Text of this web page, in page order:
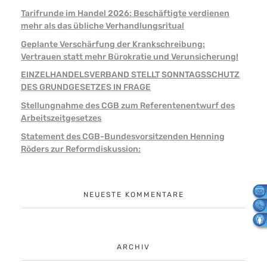
Tarifrunde im Handel 2026: Beschäftigte verdienen
mehr als das übliche Verhandlungsritual
Geplante Verschärfung der Krankschreibung:
Vertrauen statt mehr Bürokratie und Verunsicherung!
EINZELHANDELSVERBAND STELLT SONNTAGSSCHUTZ
DES GRUNDGESETZES IN FRAGE
Stellungnahme des CGB zum Referentenentwurf des
Arbeitszeitgesetzes
Statement des CGB-Bundesvorsitzenden Henning
Röders zur Reformdiskussion:
NEUESTE KOMMENTARE
ARCHIV